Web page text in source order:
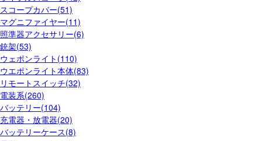
スコープカバー(51)
マグニファイヤー(11)
照準器アクセサリー(6)
銃架(53)
ウェポンライト(110)
ウエポンライト本体(83)
リモートスイッチ(32)
電装系(260)
バッテリー(104)
充電器・放電器(20)
バッテリーケース(8)